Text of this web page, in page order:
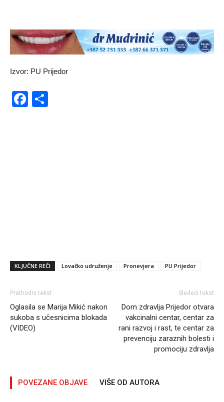
Izvor: PU Prijedor
Facebook
KLJUČNE REČI Lovačko udruženje Pronevjera PU Prijedor
Prethodni tekst
Oglasila se Marija Mikić nakon
sukoba s učesnicima blokada
(VIDEO)
Sledeći tekst
Dom zdravlja Prijedor otvara
vakcinalni centar, centar za
rani razvoj i rast, te centar za
prevenciju zaraznih bolesti i
promociju zdravlja
POVEZANE OBJAVE VIŠE OD AUTORA